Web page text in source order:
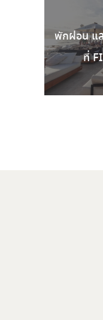
พักผ่อน แล
ที่